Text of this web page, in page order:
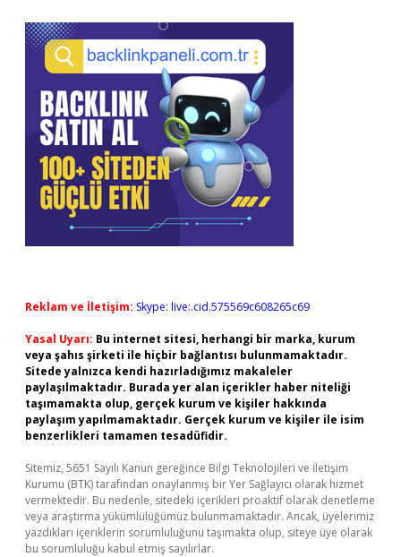
Reklam ve İletişim: Skype: live:.cid.575569c608265c69
Yasal Uyarı: Bu internet sitesi, herhangi bir marka, kurum
veya şahıs şirketi ile hiçbir bağlantısı bulunmamaktadır.
Sitede yalnızca kendi hazırladığımız makaleler
paylaşılmaktadır. Burada yer alan içerikler haber niteliği
taşımamakta olup, gerçek kurum ve kişiler hakkında
paylaşım yapılmamaktadır. Gerçek kurum ve kişiler ile isim
benzerlikleri tamamen tesadüfidir.
Sitemiz, 5651 Sayılı Kanun gereğince Bilgi Teknolojileri ve İletişim
Kurumu (BTK) tarafından onaylanmış bir Yer Sağlayıcı olarak hizmet
vermektedir. Bu nedenle, sitedeki içerikleri proaktif olarak denetleme
veya araştırma yükümlülüğümüz bulunmamaktadır. Ancak, üyelerimiz
yazdıkları içeriklerin sorumluluğunu taşımakta olup, siteye üye olarak
bu sorumluluğu kabul etmiş sayılırlar.